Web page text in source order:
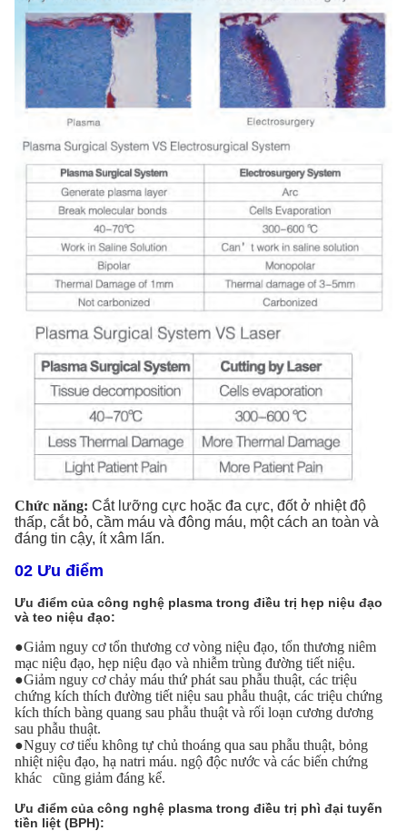
Chức năng: Cắt lưỡng cực hoặc đa cực, đốt ở nhiệt độ
thấp, cắt bỏ, cầm máu và đông máu, một cách an toàn và
đáng tin cậy, ít xâm lấn.
02 Ưu điểm
Ưu điểm của công nghệ plasma trong điều trị hẹp niệu đạo
và teo niệu đạo:
●Giảm nguy cơ tổn thương cơ vòng niệu đạo, tổn thương niêm
mạc niệu đạo, hẹp niệu đạo và nhiễm trùng đường tiết niệu.
●Giảm nguy cơ chảy máu thứ phát sau phẫu thuật, các triệu
chứng kích thích đường tiết niệu sau phẫu thuật, các triệu chứng
kích thích bàng quang sau phẫu thuật và rối loạn cương dương
sau phẫu thuật.
●Nguy cơ tiểu không tự chủ thoáng qua sau phẫu thuật, bỏng
nhiệt niệu đạo, hạ natri máu. ngộ độc nước và các biến chứng
khác cũng giảm đáng kể.
Ưu điểm của công nghệ plasma trong điều trị phì đại tuyến
tiền liệt (BPH):